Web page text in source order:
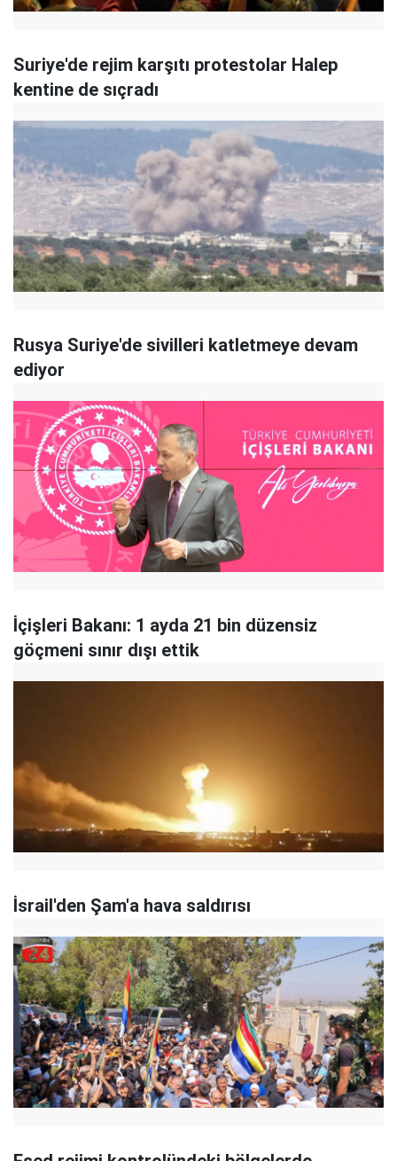
Suriye'de rejim karşıtı protestolar Halep
kentine de sıçradı
Rusya Suriye'de sivilleri katletmeye devam
ediyor
İçişleri Bakanı: 1 ayda 21 bin düzensiz
göçmeni sınır dışı ettik
İsrail'den Şam'a hava saldırısı